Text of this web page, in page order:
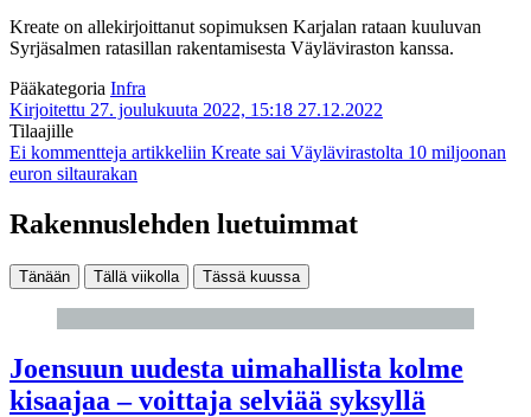
Kreate on allekirjoittanut sopimuksen Karjalan rataan kuuluvan
Syrjäsalmen ratasillan rakentamisesta Väyläviraston kanssa.
Pääkategoria Infra
Kirjoitettu 27. joulukuuta 2022, 15:18 27.12.2022
Tilaajille
Ei kommentteja artikkeliin Kreate sai Väylävirastolta 10 miljoonan
euron siltaurakan
Rakennuslehden luetuimmat
Tänään Tällä viikolla Tässä kuussa
Joensuun uudesta uimahallista kolme
kisaajaa – voittaja selviää syksyllä